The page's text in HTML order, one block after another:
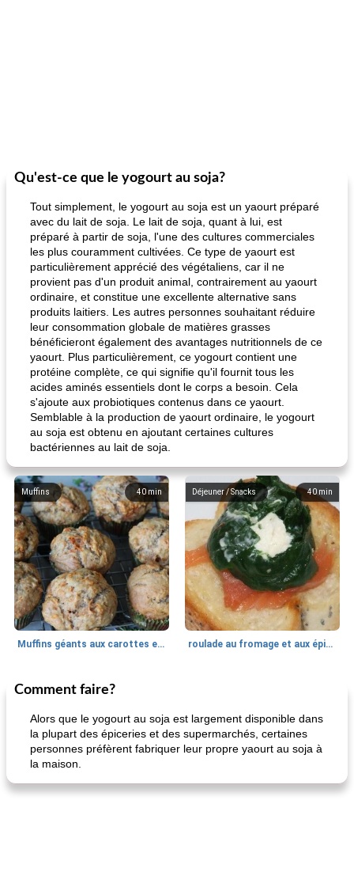
Qu'est-ce que le yogourt au soja?
Tout simplement, le yogourt au soja est un yaourt préparé
avec du lait de soja. Le lait de soja, quant à lui, est
préparé à partir de soja, l'une des cultures commerciales
les plus couramment cultivées. Ce type de yaourt est
particulièrement apprécié des végétaliens, car il ne
provient pas d'un produit animal, contrairement au yaourt
ordinaire, et constitue une excellente alternative sans
produits laitiers. Les autres personnes souhaitant réduire
leur consommation globale de matières grasses
bénéficieront également des avantages nutritionnels de ce
yaourt. Plus particulièrement, ce yogourt contient une
protéine complète, ce qui signifie qu'il fournit tous les
acides aminés essentiels dont le corps a besoin. Cela
s'ajoute aux probiotiques contenus dans ce yaourt.
Semblable à la production de yaourt ordinaire, le yogourt
au soja est obtenu en ajoutant certaines cultures
bactériennes au lait de soja.
40 min
Muffins
Muffins géants aux carottes et à la banane de Nif
40 min
Déjeuner / Snacks
roulade au fromage et aux épinards
Marques de confiance: recettes et
Comment faire?
Alors que le yogourt au soja est largement disponible dans
la plupart des épiceries et des supermarchés, certaines
personnes préfèrent fabriquer leur propre yaourt au soja à
la maison.